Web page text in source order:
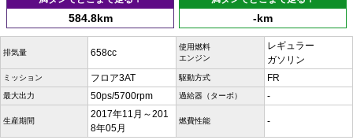
584.8km -km
排気量 658cc
使用燃料
エンジン
レギュラー
ガソリン
ミッション フロア3AT 駆動方式 FR
最大出力 50ps/5700rpm 過給器（ターボ） -
生産期間
2017年11月～201
8年05月
燃費性能 -